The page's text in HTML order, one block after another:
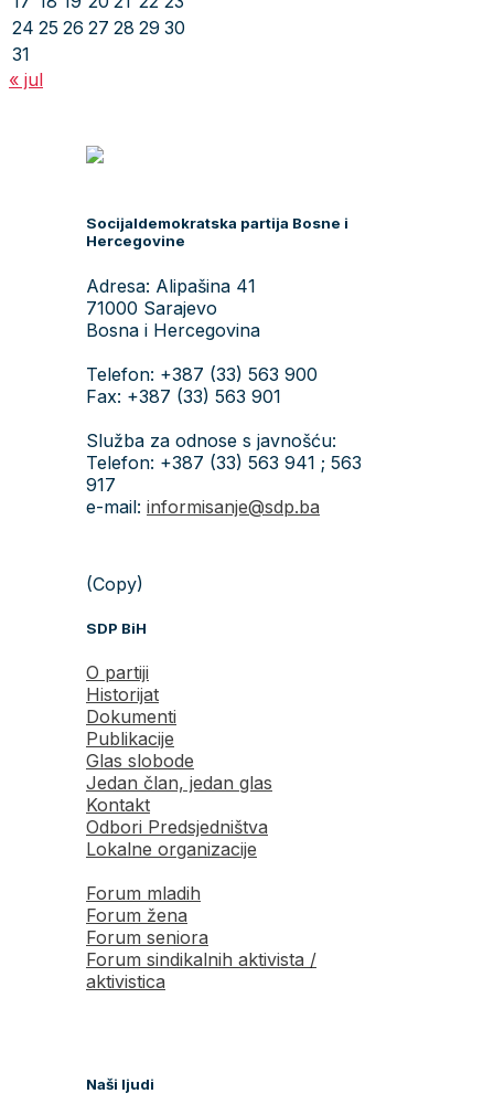
24 25 26 27 28 29 30
31
« jul
Socijaldemokratska partija Bosne i
Hercegovine
Adresa: Alipašina 41
71000 Sarajevo
Bosna i Hercegovina
Telefon: +387 (33) 563 900
Fax: +387 (33) 563 901
Služba za odnose s javnošću:
Telefon: +387 (33) 563 941 ; 563
917
e-mail: informisanje@sdp.ba
(Copy)
SDP BiH
O partiji
Historijat
Dokumenti
Publikacije
Glas slobode
Jedan član, jedan glas
Kontakt
Odbori Predsjedništva
Lokalne organizacije
Forum mladih
Forum žena
Forum seniora
Forum sindikalnih aktivista /
aktivistica
Naši ljudi